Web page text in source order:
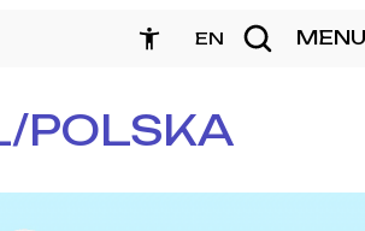
zamknij
EN MENU
POLSKA